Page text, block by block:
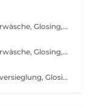
Beratung, Balayagesträhnen, Verwöhnhaarwäsche, Glosing, Farbversiegelung, waschen inkl. Pflegebehandlung, schneiden, föhnen, Styling inkl. Stylingsprodukte, bis Kinn lange Haare, ab
Beratung, Balayagesträhnen, Verwöhnhaarwäsche, Glosing, Farbversiegelung, waschen inkl. Pflegebehandlung, schneiden, föhnen, Styling inkl. Stylingsprodukte, ab Kinn lange Haare, ab
Beratung, Kopfhautschutz, Strähnen, Farbversieglung, Glosing, waschen inkl. Pflegebehandlung, schneiden, föhnen, Styling inkl. Stylingsprodukte, bis Kinn lange Haare, ab